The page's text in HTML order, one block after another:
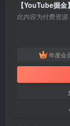
此内容为付费资
年度会